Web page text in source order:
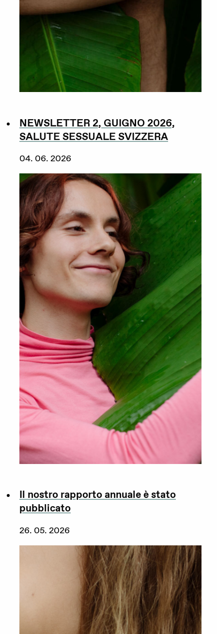
NEWSLETTER 2, GUIGNO 2026,
SALUTE SESSUALE SVIZZERA
04. 06. 2026
Il nostro rapporto annuale è stato
pubblicato
26. 05. 2026